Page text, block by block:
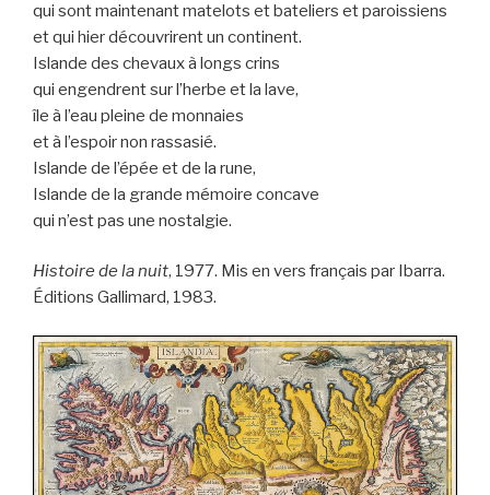
qui sont maintenant matelots et bateliers et paroissiens
et qui hier découvrirent un continent.
Islande des chevaux à longs crins
qui engendrent sur l’herbe et la lave,
île à l’eau pleine de monnaies
et à l’espoir non rassasié.
Islande de l’épée et de la rune,
Islande de la grande mémoire concave
qui n’est pas une nostalgie.
Histoire de la nuit, 1977. Mis en vers français par Ibarra.
Éditions Gallimard, 1983.